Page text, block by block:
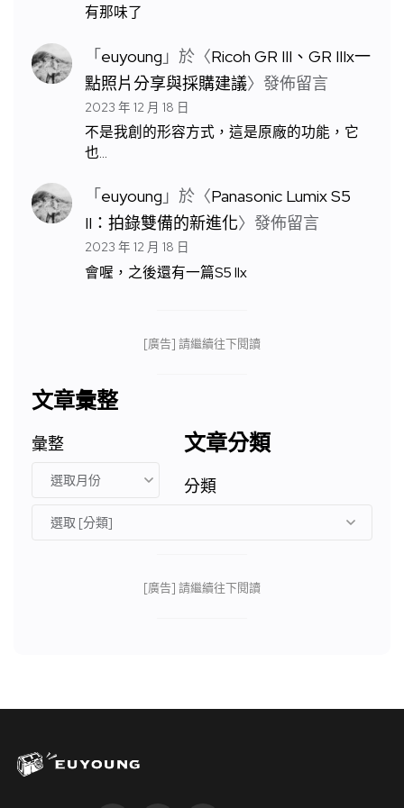
有那味了
「euyoung 」於〈Ricoh GR III、GR IIIx一
點照片分享與採購建議〉發佈留言
2023 年 12 月 18 日
不是我創的形容方式，這是原廠的功能，它
也…
「euyoung 」於〈Panasonic Lumix S5
II：拍錄雙備的新進化〉發佈留言
2023 年 12 月 18 日
會喔，之後還有一篇S5 IIx
[廣告] 請繼續往下閱讀
文章彙整
彙整 文章分類
分類
[廣告] 請繼續往下閱讀